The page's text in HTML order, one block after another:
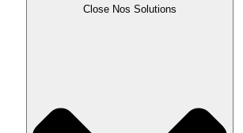
Close Nos Solutions